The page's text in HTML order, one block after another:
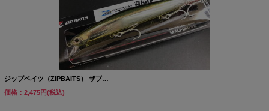
ジップベイツ（ZIPBAITS） ザブ…
価格：2,475円(税込)